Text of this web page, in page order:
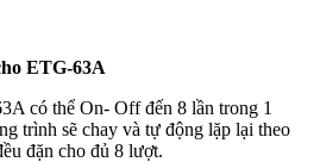
ETG-63A
có thể On- Off đến 8 lần trong 1
trình sẽ chay và tự động lặp lại theo
đặn cho đủ 8 lượt.